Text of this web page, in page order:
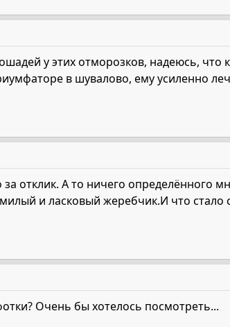
у этих отморозков, надеюсь,
в шувалово, ему усиленно
отклик. А то ничего определённого
и ласковый жеребчик.И что стало
Очень бы хотелось посмотреть...